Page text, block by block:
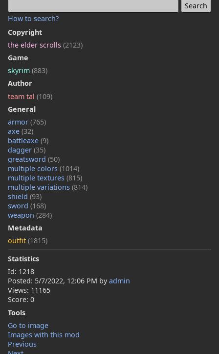
How to search?
Copyright
the elder scrolls (2123)
Game
skyrim (883)
Author
team tal (109)
General
armor (765)
axe (32)
battleaxe (9)
dagger (35)
greatsword (50)
multiple colors (1014)
multiple textures (815)
multiple variations (814)
shield (93)
sword (168)
weapon (284)
Metadata
outfit (1815)
Statistics
Id: 1218
Posted: 5/7/2022, 12:06 PM byadmin
Views: 11165
Score: 0
Tools
Go to image
Images with this mod
Previous